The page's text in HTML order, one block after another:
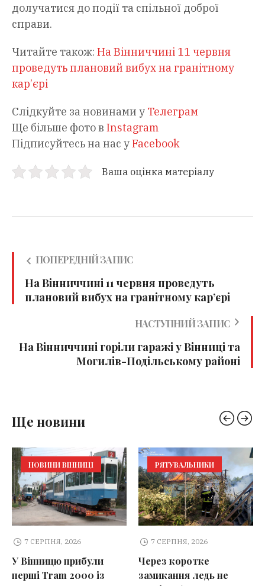
долучатися до події та спільної доброї
справи.
Читайте також: На Вінниччині 11 червня
проведуть плановий вибух на гранітному
кар’єрі
Слідкуйте за новинами у Телеграм
Ще більше фото в Instagram
Підписуйтесь на нас уFacebook
Ваша оцінка матеріалу
ПОПЕРЕДНІЙ ЗАПИС
На Вінниччині 11 червня проведуть
плановий вибух на гранітному кар’єрі
НАСТУПНИЙ ЗАПИС
На Вінниччині горіли гаражі у Вінниці та
Могилів-Подільському районі
Ще новини
НОВИНИ ВІННИЦІ
7 СЕРПНЯ, 2026
У Вінницю прибули
перші Tram 2000 із
РЯТУВАЛЬНИКИ
7 СЕРПНЯ, 2026
Через коротке
замикання ледь не